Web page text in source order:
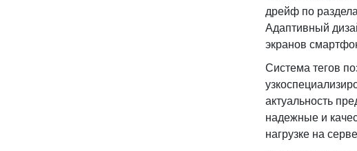
дрейф по
Адаптивный
экранов
Система тегов
актуальность
надежные и
нагрузке на